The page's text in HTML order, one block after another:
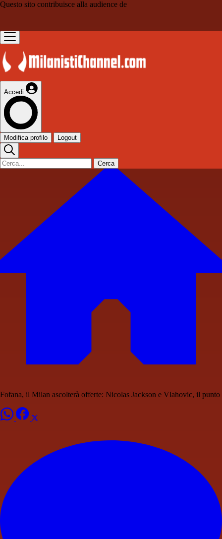
Questo sito contribuisce alla audience de
Accedi
Modifica profilo Logout
Cerca
Fofana, il Milan ascolterà offerte: Nicolas Jackson e Vlahovic, il punto